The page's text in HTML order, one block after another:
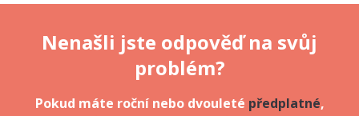
Nenašli jste odpověď na svůj
problém?
Pokud máte roční nebo dvouleté předplatné,